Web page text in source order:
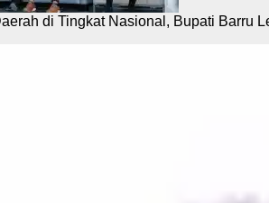
di Tingkat Nasional, Bupati Barru